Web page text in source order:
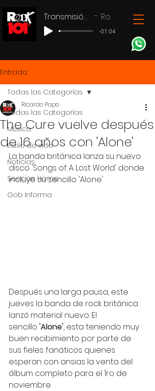
Transmisión en vivo Rock 101
-01:04
Entrada
Todas las Categorías
Música
Estilo de vida
Noticias
Seccion Home
Gob Informa
Todas las Categorías
The Cure vuelve después
de 16 años con 'Alone'
Ricardo Papo
La banda británica lanza su nuevo
disco 'Songs of A Lost World' donde
incluye su sencillo 'Alone'
Después una larga pausa, este
jueves la banda de rock británica
lanzó material nuevo. El
sencillo 'Alone', esta teniendo muy
buen recibimiento por parte de
sus fieles fanáticos quienes
esperan con ansias la venta del
álbum completo para el 1ro de
noviembre.